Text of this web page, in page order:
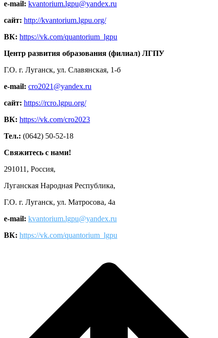
e-mail: kvantorium.lgpu@yandex.ru
сайт: http://kvantorium.lgpu.org/
ВК: https://vk.com/quantorium_lgpu
Центр развития образования (филиал) ЛГПУ
Г.О. г. Луганск, ул. Славянская, 1-б
e-mail: cro2021@yandex.ru
сайт: https://rcro.lgpu.org/
ВК: https://vk.com/cro2023
Тел.: (0642) 50-52-18
Свяжитесь с нами!
291011, Россия,
Луганская Народная Республика,
Г.О. г. Луганск, ул. Матросова, 4а
e-mail: kvantorium.lgpu@yandex.ru
ВК: https://vk.com/quantorium_lgpu